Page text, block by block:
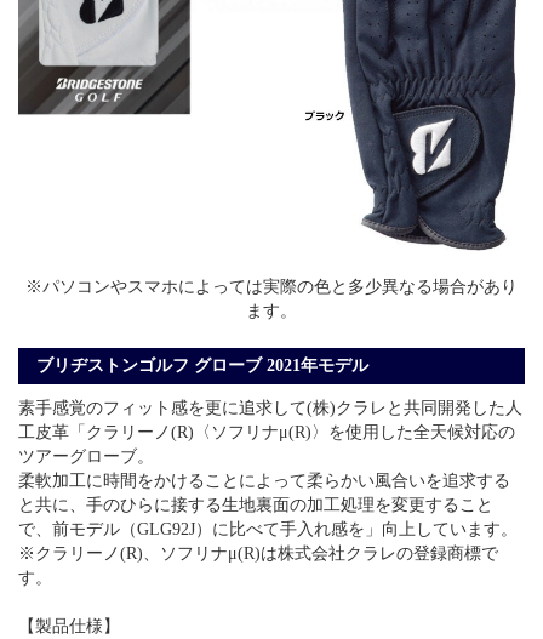
※パソコンやスマホによっては実際の色と多少異なる場合があり
ます。
ブリヂストンゴルフ グローブ 2021年モデル
素手感覚のフィット感を更に追求して(株)クラレと共同開発した人
工皮革「クラリーノ(R)〈ソフリナμ(R)〉を使用した全天候対応の
ツアーグローブ。
柔軟加工に時間をかけることによって柔らかい風合いを追求する
と共に、手のひらに接する生地裏面の加工処理を変更すること
で、前モデル（GLG92J）に比べて手入れ感を」向上しています。
※クラリーノ(R)、ソフリナμ(R)は株式会社クラレの登録商標で
す。
【製品仕様】